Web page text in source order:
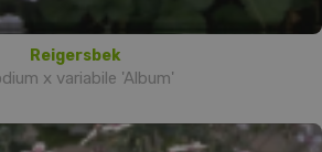
Reigersbek
x variabile 'Album'